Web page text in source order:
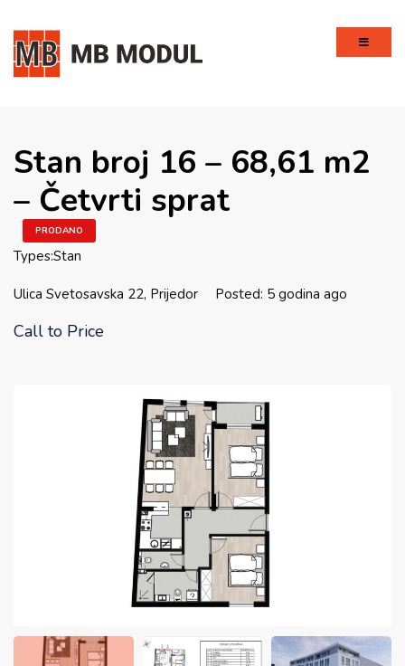
Stan broj 16 – 68,61 m2
– Četvrti sprat
PRODANO
Types:Stan
Ulica Svetosavska 22, Prijedor Posted: 5 godina ago
Call to Price